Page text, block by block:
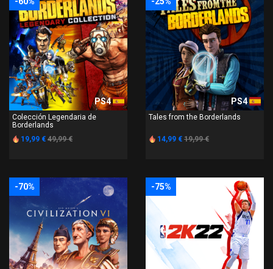
PS4
Colección Legendaria de
Borderlands
19,99 € 49,99 €
PS4
Tales from the Borderlands
14,99 € 19,99 €
-70% -75%